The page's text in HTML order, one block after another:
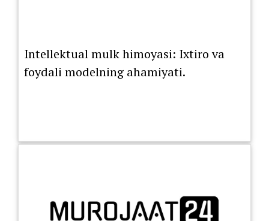
Intellektual mulk himoyasi: Ixtiro va
foydali modelning ahamiyati.